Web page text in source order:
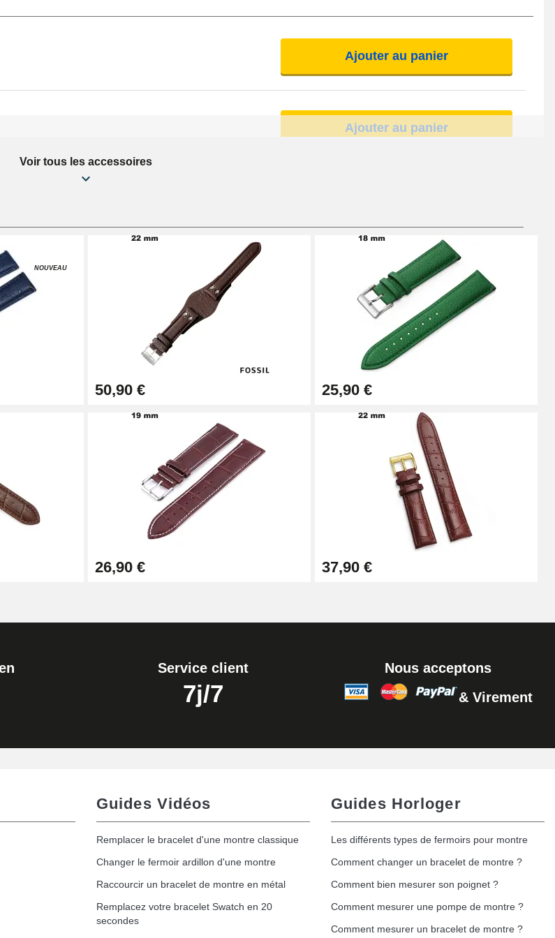
de
Ajouter au panier
Ajouter au panier
Ajouter au panier
Ajouter au panier
Ajouter au panier
Ajouter au panier
Ajouter au panier
Ajouter au panier
Voir tous les accessoires
NOUVEAU
50,90 € 25,90 €
26,90 € 37,90 €
Service client
7j/7
Nous acceptons
& Virement
Guides Vidéos
Remplacer le bracelet d'une montre classique
Changer le fermoir ardillon d'une montre
Raccourcir un bracelet de montre en métal
Remplacez votre bracelet Swatch en 20
secondes
Guides Horloger
Les différents types de fermoirs pour montre
Comment changer un bracelet de montre ?
Comment bien mesurer son poignet ?
Comment mesurer une pompe de montre ?
Comment mesurer un bracelet de montre ?